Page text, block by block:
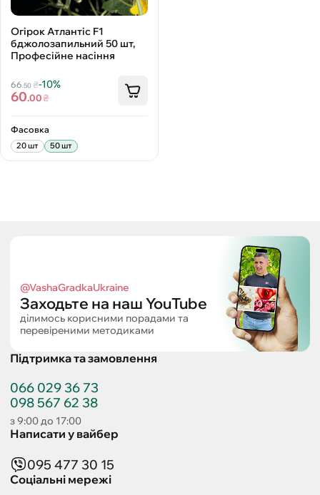
Огірок Атлантіс F1
бджолозапильний 50 шт,
Професійне насіння
66 .50₴-10%
60.00₴
Фасовка
20 шт 50 шт
@VashaGradkaUkraine
Заходьте на наш YouTube
ділимось корисними порадами та
перевіреними методиками
Підтримка та замовлення
066 029 36 73
098 567 62 38
з 9:00 до 17:00
Написати у вайбер
095 477 30 15
Соціальні мережі